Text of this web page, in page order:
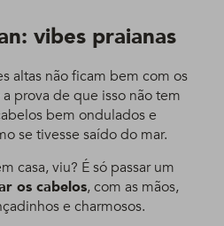
vibes praianas
altas não ficam bem com os
prova de que isso não tem
bem ondulados e
se tivesse saído do mar.
casa, viu? É só passar um
os cabelos, com as mãos,
e charmosos.